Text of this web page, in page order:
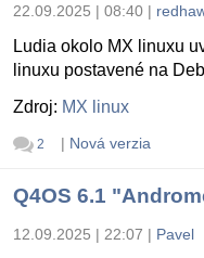
22.09.2025 | 08:40 |
Ludia okolo MX linuxu
linuxu postavené na
Zdroj: MX linux
2 | Nová verzia
Q4OS 6.1
12.09.2025 | 22:07 | Pavel